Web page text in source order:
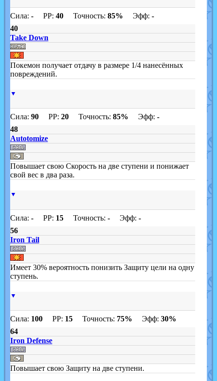
Сила: -PP: 40Точность: 85% Эфф: -
40
Take Down
Покемон получает отдачу в размере 1/4 нанесённых
повреждений.
▼
Сила: 90PP: 20Точность: 85% Эфф: -
48
Autotomize
Повышает свою Скорость на две ступени и понижает
свой вес в два раза.
▼
Сила: -PP: 15Точность: -Эфф: -
56
Iron Tail
Имеет 30% вероятность понизить Защиту цели на одну
ступень.
▼
Сила: 100PP: 15Точность: 75% Эфф: 30%
64
Iron Defense
Повышает свою Защиту на две ступени.